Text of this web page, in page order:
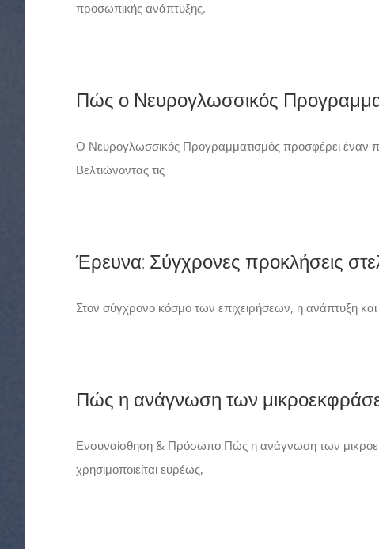
προσωπικής ανάπτυξης.
Πώς ο Νευρογλωσσικός
Ο Νευρογλωσσικός Προγραμματισμός προσφέρει έναν
Βελτιώνοντας τις
Έρευνα: Σύγχρονες προκλήσεις
Στον σύγχρονο κόσμο των επιχειρήσεων, η ανάπτυξη και
Πώς η ανάγνωση των
Ενσυναίσθηση & Πρόσωπο Πώς η ανάγνωση των
χρησιμοποιείται ευρέως,